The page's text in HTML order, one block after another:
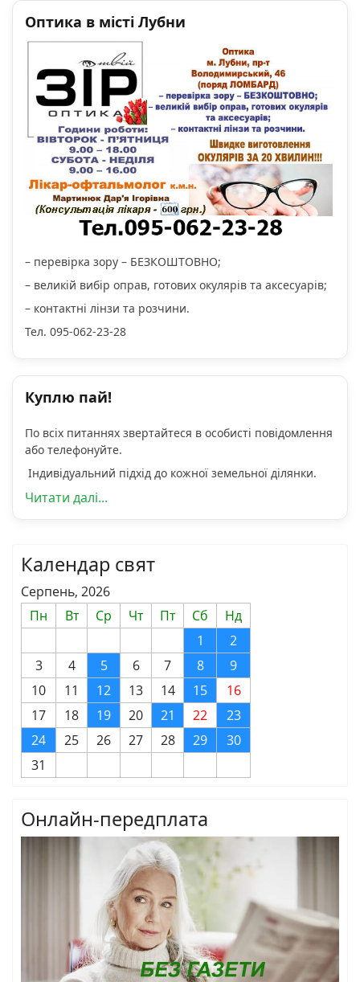
Оптика в місті Лубни
– перевірка зору – БЕЗКОШТОВНО;
– великій вибір оправ, готових окулярів та аксесуарів;
– контактні лінзи та розчини.
Тел. 095-062-23-28
Куплю пай!
По всіх питаннях звертайтеся в особисті повідомлення
або телефонуйте.
Індивідуальний підхід до кожної земельної ділянки.
Читати далі...
Календар свят
Серпень, 2026
Пн
Вт Ср Чт Пт Сб
Нд
1
2
3
4 5 6 7 8
9
10
11 12 13 14 15
16
17
18 19 20 21 22
23
24
25 26 27 28 29
30
31
Онлайн-передплата